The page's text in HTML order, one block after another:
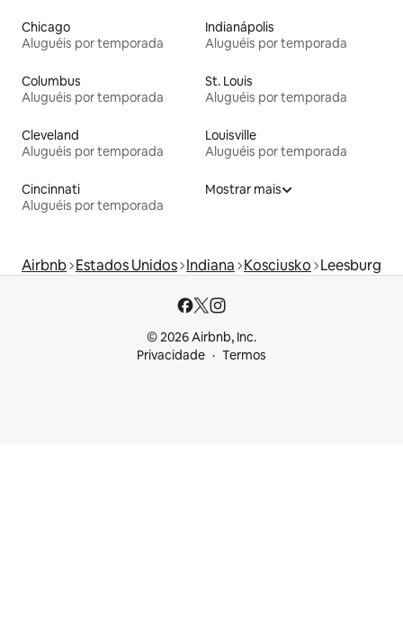
Chicago
Aluguéis por temporada
Indianápolis
Aluguéis por temporada
Columbus
Aluguéis por temporada
St. Louis
Aluguéis por temporada
Cleveland
Aluguéis por temporada
Louisville
Aluguéis por temporada
Cincinnati
Aluguéis por temporada
Mostrar mais
Airbnb Estados Unidos Indiana Kosciusko Leesburg
© 2026 Airbnb, Inc.
Privacidade
Termos